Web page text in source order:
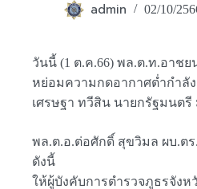
admin 02/10/
วันนี้ (1 ต.ค.66) พล.ต.ท.อาช
หย่อมความกดอากาศต่ำกำลั
เศรษฐา ทวีสิน นายกรัฐมนต
พล.ต.อ.ต่อศักดิ์ สุขวิมล ผบ.ต
ดังนี้
ให้ผู้บังคับการตำรวจภูธรจัง